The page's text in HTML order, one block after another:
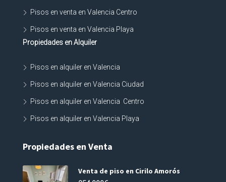
Pisos en venta en Valencia Centro
Pisos en venta en Valencia Playa
Propiedades en Alquiler
Pisos en alquiler en Valencia
Pisos en alquiler en Valencia Ciudad
Pisos en alquiler en Valencia Centro
Pisos en alquiler en Valencia Playa
Propiedades en Venta
Venta de piso en Cirilo Amorós